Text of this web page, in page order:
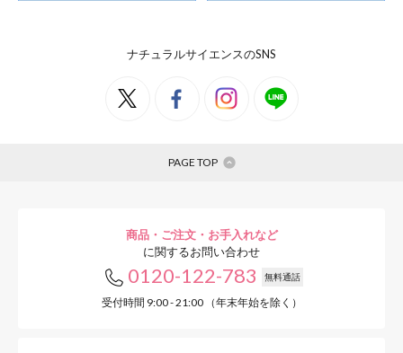
ナチュラルサイエンスのSNS
PAGE TOP
商品・ご注文・お手入れなど
に関するお問い合わせ
0120-122-783 無料通話
受付時間 9:00 - 21:00 （年末年始を除く）